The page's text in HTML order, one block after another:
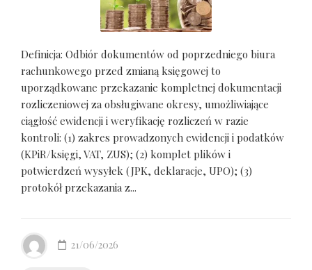
Definicja: Odbiór dokumentów od poprzedniego biura
rachunkowego przed zmianą księgowej to
uporządkowane przekazanie kompletnej dokumentacji
rozliczeniowej za obsługiwane okresy, umożliwiające
ciągłość ewidencji i weryfikację rozliczeń w razie
kontroli: (1) zakres prowadzonych ewidencji i podatków
(KPiR/księgi, VAT, ZUS); (2) komplet plików i
potwierdzeń wysyłek (JPK, deklaracje, UPO); (3)
protokół przekazania z...
21/06/2026